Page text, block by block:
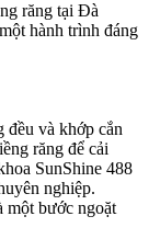
răng tại Đà
hành trình đáng
và khớp cắn
răng để cải
SunShine 488
nghiệp.
một bước ngoặt